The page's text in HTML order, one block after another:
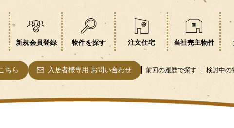
新規会員登録 物件を探す 注文住宅 当社売主物件
ちら 入居者様専用 お問い合わせ 前回の履歴で探す 検討中の